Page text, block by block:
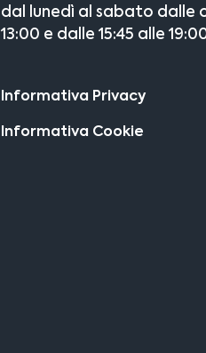
dal lunedì al sabato dalle
13:00 e dalle 15:45 alle
Informativa Privacy
Informativa Cookie